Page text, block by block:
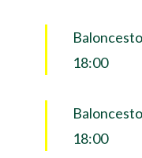
18:00
18:00